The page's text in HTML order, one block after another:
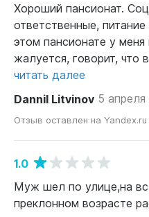
Хороший пансионат.
ответственные,
этом пансионате у
жалуется, говорит, что
читать далее
Dannil Litvinov 5
Отзыв оставлен на Yandex.ru
1.0
Муж шел по улице,на
преклонном возрасте